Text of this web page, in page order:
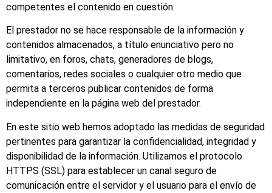
competentes el contenido en cuestión.
El prestador no se hace responsable de la información y
contenidos almacenados, a título enunciativo pero no
limitativo, en foros, chats, generadores de blogs,
comentarios, redes sociales o cualquier otro medio que
permita a terceros publicar contenidos de forma
independiente en la página web del prestador.
En este sitio web hemos adoptado las medidas de seguridad
pertinentes para garantizar la confidencialidad, integridad y
disponibilidad de la información. Utilizamos el protocolo
HTTPS (SSL) para establecer un canal seguro de
comunicación entre el servidor y el usuario para el envío de